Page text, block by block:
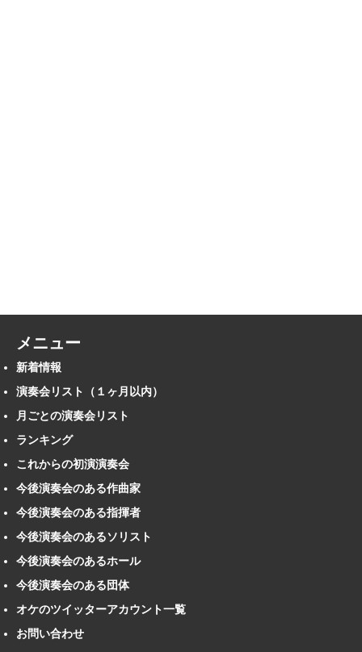
メニュー
新着情報
演奏会リスト（１ヶ月以内）
月ごとの演奏会リスト
ランキング
これからの初演演奏会
今後演奏会のある作曲家
今後演奏会のある指揮者
今後演奏会のあるソリスト
今後演奏会のあるホール
今後演奏会のある団体
オケのツイッターアカウント一覧
お問い合わせ